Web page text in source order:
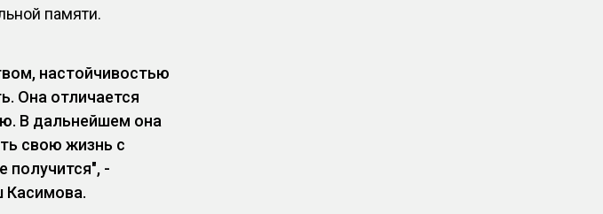
памяти.
настойчивостью
Она отличается
В дальнейшем она
свою жизнь с
получится", -
Касимова.